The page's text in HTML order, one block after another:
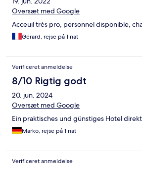
Oversæt med Google
Acceuil très pro, personnel disponible,
Gérard, rejse på 1 nat
Verificeret anmeldelse
8/10 Rigtig godt
20. jun. 2024
Oversæt med Google
Ein praktisches und günstiges Hotel
Marko, rejse på 1 nat
Verificeret anmeldelse